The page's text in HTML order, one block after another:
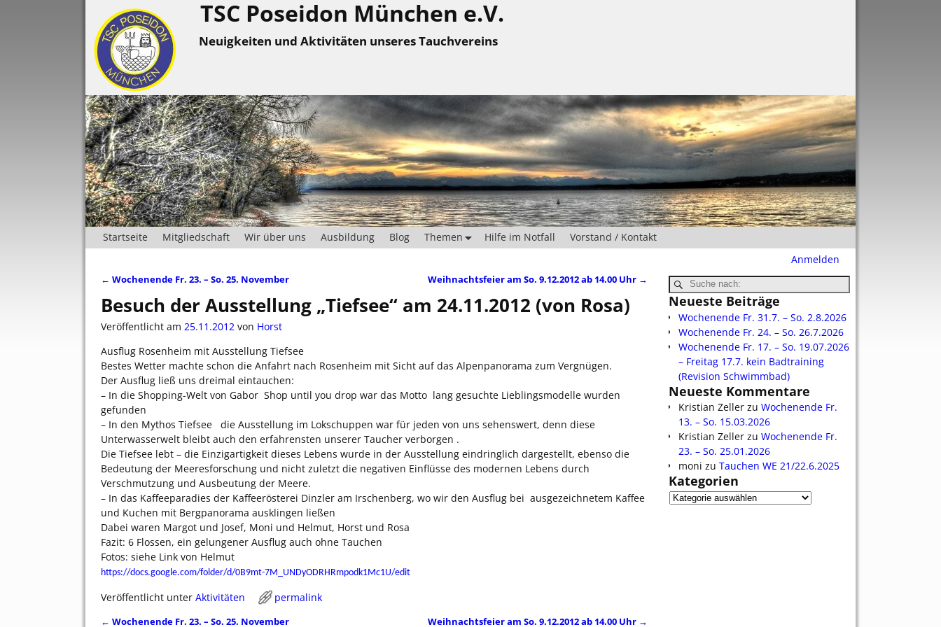
TSC Poseidon München e.V.
Neuigkeiten und Aktivitäten unseres Tauchvereins
Startseite Mitgliedschaft Wir über uns Ausbildung Blog Themen Hilfe im Notfall
Vorstand / Kontakt
Anmelden
← Wochenende Fr. 23. – So. 25. November Weihnachtsfeier am So. 9.12.2012 ab 14.00 Uhr →
Besuch der Ausstellung „Tiefsee“ am 24.11.2012 (von Rosa)
Veröffentlicht am 25.11.2012 von Horst
Ausflug Rosenheim mit Ausstellung Tiefsee
Bestes Wetter machte schon die Anfahrt nach Rosenheim mit Sicht auf das Alpenpanorama zum Vergnügen.
Der Ausflug ließ uns dreimal eintauchen:
– In die Shopping-Welt von Gabor  Shop until you drop war das Motto  lang gesuchte Lieblingsmodelle wurden
gefunden
– In den Mythos Tiefsee  die Ausstellung im Lokschuppen war für jeden von uns sehenswert, denn diese
Unterwasserwelt bleibt auch den erfahrensten unserer Taucher verborgen .
Die Tiefsee lebt – die Einzigartigkeit dieses Lebens wurde in der Ausstellung eindringlich dargestellt, ebenso die
Bedeutung der Meeresforschung und nicht zuletzt die negativen Einflüsse des modernen Lebens durch
Verschmutzung und Ausbeutung der Meere.
– In das Kaffeeparadies der Kaffeerösterei Dinzler am Irschenberg, wo wir den Ausflug bei ausgezeichnetem Kaffee
und Kuchen mit Bergpanorama ausklingen ließen
Dabei waren Margot und Josef, Moni und Helmut, Horst und Rosa
Fazit: 6 Flossen, ein gelungener Ausflug auch ohne Tauchen
Fotos: siehe Link von Helmut
https://docs.google.com/folder/d/0B9mt-7M_UNDyODRHRmpodk1Mc1U/edit
Veröffentlicht unter Aktivitäten permalink
← Wochenende Fr. 23. – So. 25. November Weihnachtsfeier am So. 9.12.2012 ab 14.00 Uhr →
Neueste Beiträge
Wochenende Fr. 31.7. – So. 2.8.2026
Wochenende Fr. 24. – So. 26.7.2026
Wochenende Fr. 17. – So. 19.07.2026
– Freitag 17.7. kein Badtraining
(Revision Schwimmbad)
Neueste Kommentare
Kristian Zeller zu Wochenende Fr.
13. – So. 15.03.2026
Kristian Zeller zu Wochenende Fr.
23. – So. 25.01.2026
moni zu Tauchen WE 21/22.6.2025
Kategorien